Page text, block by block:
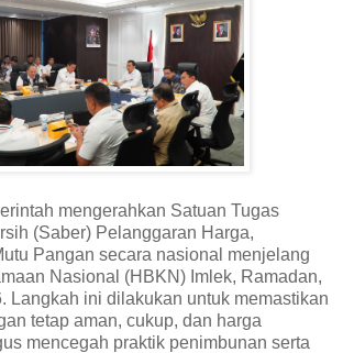
mengerahkan Satuan Tugas
(Saber) Pelanggaran Harga,
Pangan secara nasional menjelang
Nasional (HBKN) Imlek, Ramadan,
Langkah ini dilakukan untuk memastikan
tetap aman, cukup, dan harga
mencegah praktik penimbunan serta